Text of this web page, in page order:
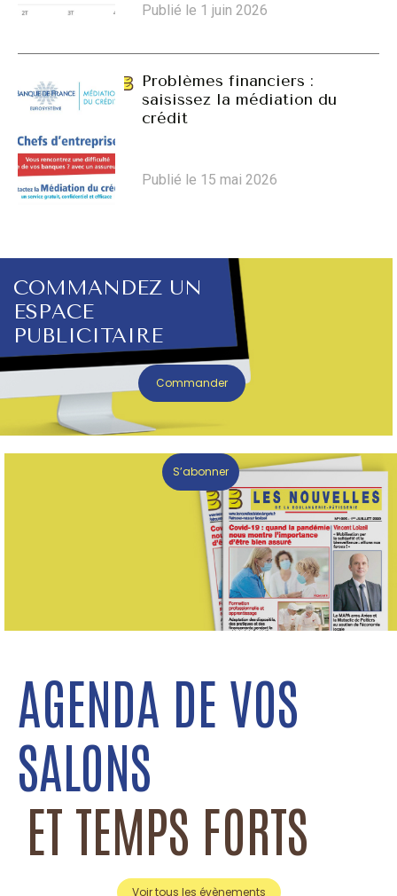
Publié le 1 juin 2026
Problèmes financiers :
saisissez la médiation du
crédit
Publié le 15 mai 2026
COMMANDEZ UN
ESPACE
PUBLICITAIRE
Commander
S’abonner
AGENDA DE VOS
SALONS
ET TEMPS FORTS
Voir tous les évènements